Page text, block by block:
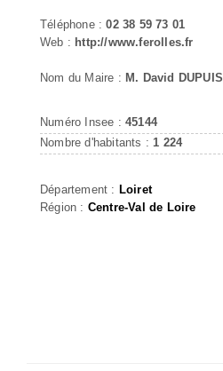
Téléphone :02 38 59 73 01
Web : http://www.ferolles.fr
Nom du Maire : M. David DUPUIS
Numéro Insee : 45144
Nombre d'habitants : 1 224
Département : Loiret
Région : Centre-Val de Loire